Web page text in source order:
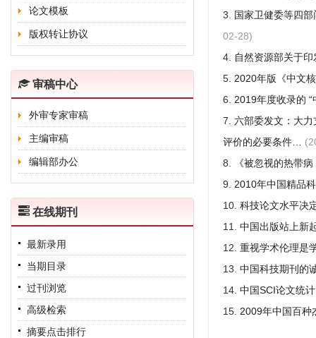
论文模板
版权转让协议
审稿中心
外审专家审稿
主编审稿
编辑部办公
在线期刊
最新录用
当期目录
过刊浏览
高级检索
摘要点击排行
3.
国家卫健委等四
02-28)
4.
自然资源部关于
5. 2020年版《中文
6.
2019年度收录的
7. 六部委发文：大
评价的必要条件…
8.
《被忽视的热带
9.
2010年中国精品
10. 科技论文水平决
11.
中国出版站上新
12. 重视学术伦理是
13. 中国科技期刊的
14. 中国SCI论文统
15. 2009年中国百种